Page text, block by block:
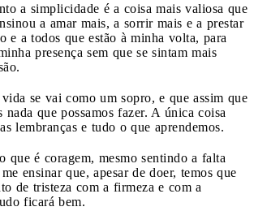
a simplicidade é a coisa mais valiosa que
a amar mais, a sorrir mais e a prestar
e a todos que estão à minha volta, para
presença sem que se sintam mais
se vai como um sopro, e que assim que
nada que possamos fazer. A única coisa
lembranças e tudo o que aprendemos.
que é coragem, mesmo sentindo a falta
ensinar que, apesar de doer, temos que
de tristeza com a firmeza e com a
ficará bem.